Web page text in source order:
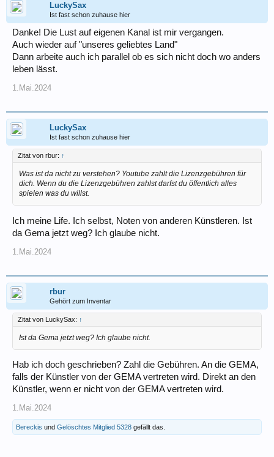
LuckySax
Ist fast schon zuhause hier
Danke! Die Lust auf eigenen Kanal ist mir vergangen.
Auch wieder auf "unseres geliebtes Land"
Dann arbeite auch ich parallel ob es sich nicht doch wo anders
leben lässt.
1.Mai.2024
LuckySax
Ist fast schon zuhause hier
Zitat von rbur: ↑
Was ist da nicht zu verstehen? Youtube zahlt die Lizenzgebühren für
dich. Wenn du die Lizenzgebühren zahlst darfst du öffentlich alles
spielen was du willst.
Ich meine Life. Ich selbst, Noten von anderen Künstleren. Ist
da Gema jetzt weg? Ich glaube nicht.
1.Mai.2024
rbur
Gehört zum Inventar
Zitat von LuckySax: ↑
Ist da Gema jetzt weg? Ich glaube nicht.
Hab ich doch geschrieben? Zahl die Gebühren. An die GEMA,
falls der Künstler von der GEMA vertreten wird. Direkt an den
Künstler, wenn er nicht von der GEMA vertreten wird.
1.Mai.2024
Bereckis und Gelöschtes Mitglied 5328 gefällt das.